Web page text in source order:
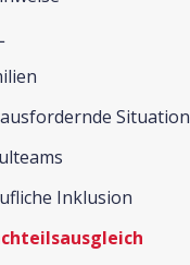
Inklusion